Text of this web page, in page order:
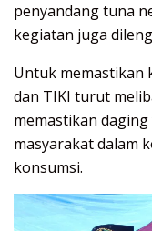
penyandang tuna
kegiatan juga
Untuk memastikan
dan TIKI turut
memastikan
masyarakat dalam
konsumsi.